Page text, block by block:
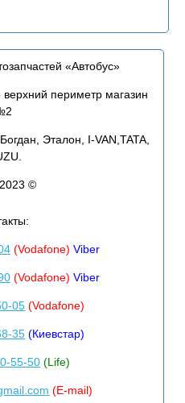
«Автобус»
периметр магазин
Эталон, I-VAN,TATA,
©
(Vodafone) Viber
(Vodafone) Viber
05 (Vodafone)
35 (Киевстар)
55-50(Life)
(E-mail)